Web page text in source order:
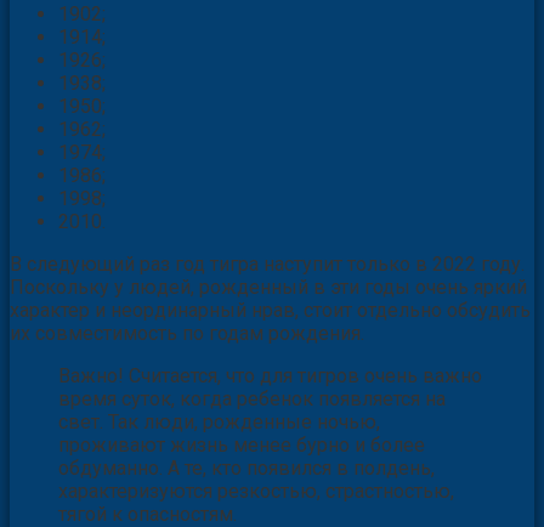
1902;
1914;
1926;
1938;
1950;
1962;
1974;
1986;
1998;
2010.
В следующий раз год тигра наступит только в 2022 году.
Поскольку у людей, рожденный в эти годы очень яркий
характер и неординарный нрав, стоит отдельно обсудить
их совместимость по годам рождения.
Важно! Считается, что для тигров очень важно
время суток, когда ребенок появляется на
свет. Так люди, рожденные ночью,
проживают жизнь менее бурно и более
обдуманно. А те, кто появился в полдень,
характеризуются резкостью, страстностью,
тягой к опасностям.